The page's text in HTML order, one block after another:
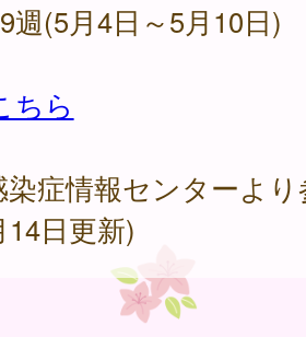
週(5月4日～5月10日)
ちら
染症情報センターよ
14日更新)